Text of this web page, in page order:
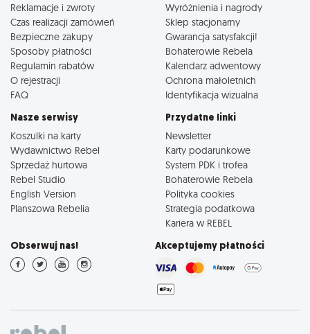
Reklamacje i zwroty
Czas realizacji zamówień
Bezpieczne zakupy
Sposoby płatności
Regulamin rabatów
O rejestracji
FAQ
Wyróżnienia i nagrody
Sklep stacjonarny
Gwarancja satysfakcji!
Bohaterowie Rebela
Kalendarz adwentowy
Ochrona małoletnich
Identyfikacja wizualna
Nasze serwisy
Koszulki na karty
Wydawnictwo Rebel
Sprzedaż hurtowa
Rebel Studio
English Version
Planszowa Rebelia
Przydatne linki
Newsletter
Karty podarunkowe
System PDK i trofea
Bohaterowie Rebela
Polityka cookies
Strategia podatkowa
Kariera w REBEL
Obserwuj nas! Akceptujemy płatności